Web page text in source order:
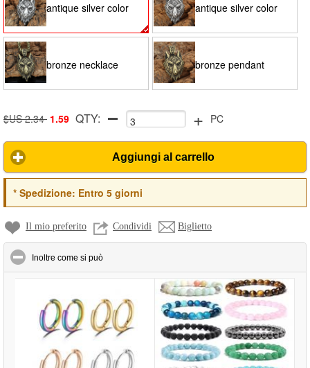
antique silver color
necklace
antique silver color
pendant
bronze necklace bronze pendant
$US 2.34 1.59 QTY: + PC
Aggiungi al carrello
*Spedizione: Entro 5 giorni
Il mio preferito Condividi Biglietto
Inoltre come si può